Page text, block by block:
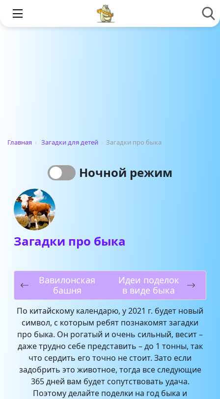
Главная › Загадки для детей › Загадки про быка
Ночной режим
Загадки про быка
Вавилонская
башня
Идеи поделок
в виде быка
По китайскому календарю, у 2021 г. будет новый
символ, с которым ребят познакомят загадки
про быка. Он рогатый и очень сильный, весит –
даже трудно себе представить – до 1 тонны, так
что сердить его точно не стоит. Зато если
задобрить это животное, тогда все следующие
365 дней вам будет сопутствовать удача.
Поэтому делайте поделки на год быка и